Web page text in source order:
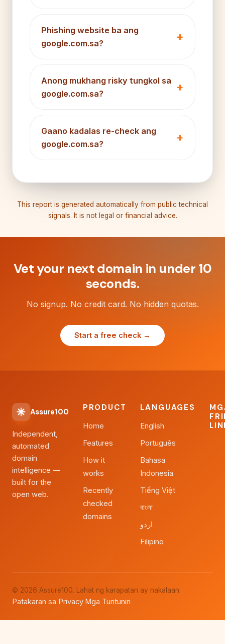
Phishing website ba ang
google.com.sa?
Anong mukhang risky tungkol sa
google.com.sa?
Gaano kadalas re-check ang
google.com.sa?
This report is generated automatically from public technical
signals. It is not legal or financial advice.
Vet your next domain in under 10
seconds.
No signup. No credit card. No hidden quotas.
Start a free check →
Assure100
Independent,
automated
domain
intelligence —
built for the
open web.
PRODUCT
Home
Features
How it
works
Recently
checked
domains
LANGUAGES
English
Português
Bahasa
Indonesia
Tiếng Việt
বাংলা
اردو
Filipino
© 2026 Assure100. Lahat ng karapatan ay nakalaan.
Patakaran sa Privacy·Mga Tuntunin